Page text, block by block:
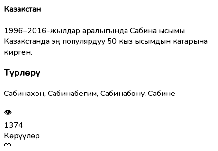
Казакстан
1996–2016-жылдар аралыгында Сабина ысымы
Казакстанда эң популярдуу 50 кыз ысымдын катарына
кирген.
Түрлөрү
Сабинахон, Сабинабегим, Сабинабону, Сабине
👁
1374
Көрүүлөр
🤍